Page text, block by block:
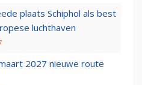
plaats Schiphol als best
luchthaven
2027 nieuwe route